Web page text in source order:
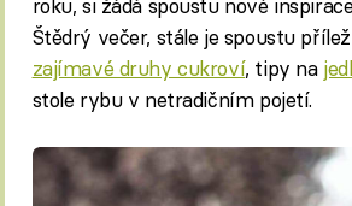
Štědrý večer, stále je spoustu
zajímavé druhy cukroví, tipy na
stole rybu v netradičním pojetí.